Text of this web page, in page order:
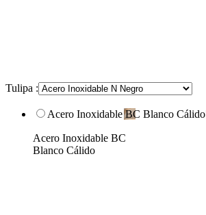
Tulipa :
Acero Inoxidable BC Blanco Cálido
Acero Inoxidable BC
Blanco Cálido